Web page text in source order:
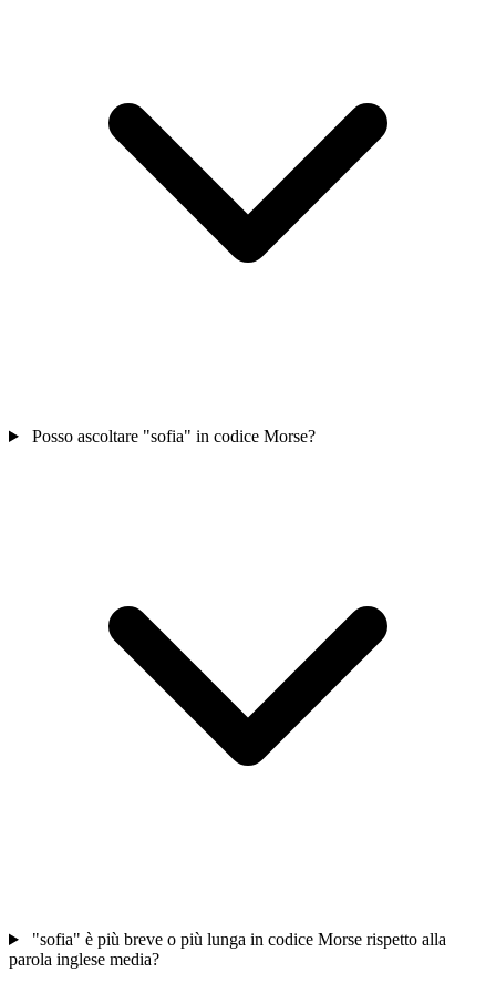
Posso ascoltare "sofia" in codice Morse?
"sofia" è più breve o più lunga in codice Morse rispetto alla
parola inglese media?